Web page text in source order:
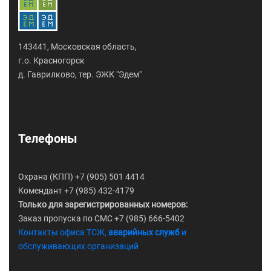
143441, Московская область,
г.о. Красногорск
д. Гаврилково, тер. ЭЖК "Эдем"
Телефоны
Охрана (КПП) +7 (905) 501 4414
Комендант +7 (985) 432-4179
Только для зарегистрированных номеров:
Заказ пропуска по СМС +7 (985) 666-5402
Контакты офиса ТСЖ, аварийных служб и
обслуживающих организаций